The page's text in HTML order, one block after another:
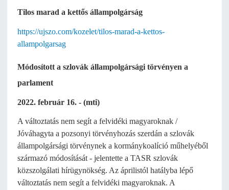
Tilos marad a kettős állampolgárság
https://ujszo.com/kozelet/tilos-marad-a-kettos-
allampolgarsag
Módosított a szlovák állampolgársági törvényen a
parlament
2022. február 16. - (mti)
A változtatás nem segít a felvidéki magyaroknak /
Jóváhagyta a pozsonyi törvényhozás szerdán a szlovák
állampolgársági törvénynek a kormánykoalíció műhelyéből
származó módosítását - jelentette a TASR szlovák
közszolgálati hírügynökség. Az áprilistól hatályba lépő
változtatás nem segít a felvidéki magyaroknak. A